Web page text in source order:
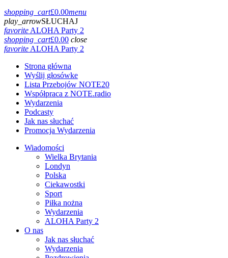
shopping_cart£0.00menu
play_arrowSŁUCHAJ
favoriteALOHA Party 2
shopping_cart£0.00 close
favoriteALOHA Party 2
Strona główna
Wyślij głosówke
Lista Przebojów NOTE20
Współpraca z NOTE.radio
Wydarzenia
Podcasty
Jak nas słuchać
Promocja Wydarzenia
Wiadomości
Wielka Brytania
Londyn
Polska
Ciekawostki
Sport
Piłka nożna
Wydarzenia
ALOHA Party 2
O nas
Jak nas słuchać
Wydarzenia